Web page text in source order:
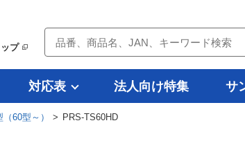
プ
対応表 法人向け特集 サ
（60型～） > PRS-TS60HD